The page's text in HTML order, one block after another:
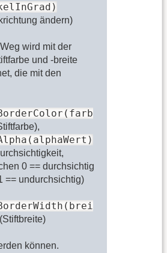
ändern)
wird mit der
und -breite
die mit den
0 == durchsichtig
== undurchsichtig)
(Stiftbreite)
können.